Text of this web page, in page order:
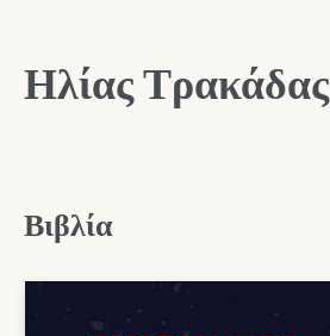
Ηλίας Τρακάδας
Βιβλία